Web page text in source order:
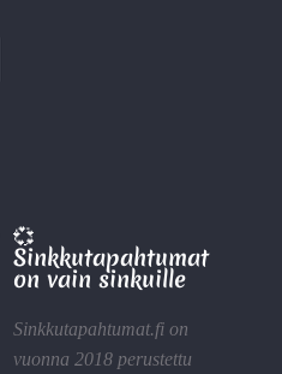
💞
Sinkkutapahtumat
on vain sinkuille
Sinkkutapahtumat.fi on
vuonna 2018 perustettu